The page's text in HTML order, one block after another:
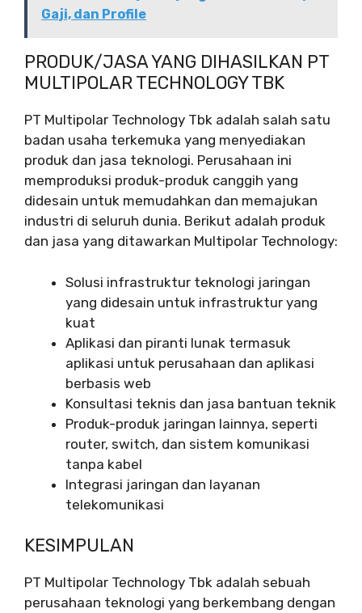
Gaji, dan Profile
PRODUK/JASA YANG DIHASILKAN PT
MULTIPOLAR TECHNOLOGY TBK
PT Multipolar Technology Tbk adalah salah satu
badan usaha terkemuka yang menyediakan
produk dan jasa teknologi. Perusahaan ini
memproduksi produk-produk canggih yang
didesain untuk memudahkan dan memajukan
industri di seluruh dunia. Berikut adalah produk
dan jasa yang ditawarkan Multipolar Technology:
Solusi infrastruktur teknologi jaringan
yang didesain untuk infrastruktur yang
kuat
Aplikasi dan piranti lunak termasuk
aplikasi untuk perusahaan dan aplikasi
berbasis web
Konsultasi teknis dan jasa bantuan teknik
Produk-produk jaringan lainnya, seperti
router, switch, dan sistem komunikasi
tanpa kabel
Integrasi jaringan dan layanan
telekomunikasi
KESIMPULAN
PT Multipolar Technology Tbk adalah sebuah
perusahaan teknologi yang berkembang dengan